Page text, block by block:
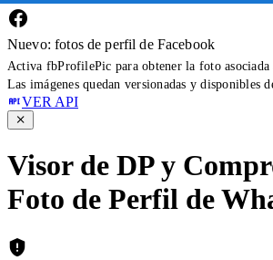
Nuevo: fotos de perfil de Facebook
Activa fbProfilePic para obtener la foto asociada
Las imágenes quedan versionadas y disponibles
VER API
Visor de DP y
Foto de Perfil de